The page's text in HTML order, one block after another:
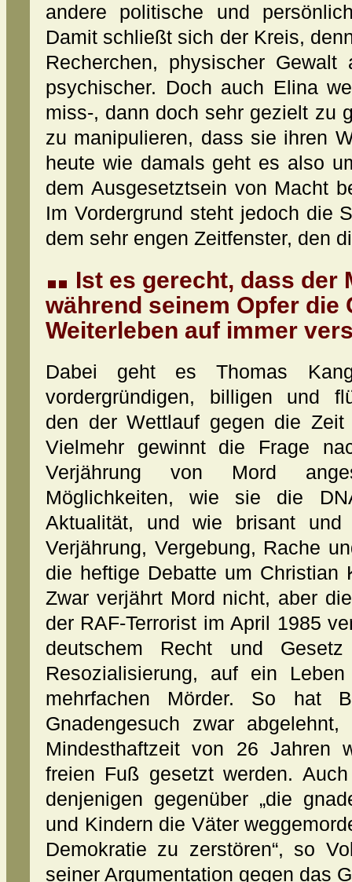
andere politische und
Damit schließt sich der Kreis,
Recherchen, physischer
psychischer. Doch auch Elina
miss-, dann doch sehr gezielt zu
zu manipulieren, dass sie ihren
heute wie damals geht es also
dem Ausgesetztsein von Macht
Im Vordergrund steht jedoch die
dem sehr engen Zeitfenster, den
Ist es gerecht, dass der
während seinem Opfer die
Weiterleben auf immer
Dabei geht es Thomas
vordergründigen, billigen und
den der Wettlauf gegen die
Vielmehr gewinnt die Frage
Verjährung von Mord
Möglichkeiten, wie sie die
Aktualität, und wie brisant
Verjährung, Vergebung, Rache
die heftige Debatte um Christian
Zwar verjährt Mord nicht, aber
der RAF-Terrorist im April 1985
deutschem Recht und
Resozialisierung, auf ein
mehrfachen Mörder. So hat
Gnadengesuch zwar
Mindesthaftzeit von 26 Jahren
freien Fuß gesetzt werden.
denjenigen gegenüber „die
und Kindern die Väter
Demokratie zu zerstören“, so
seiner Argumentation gegen das